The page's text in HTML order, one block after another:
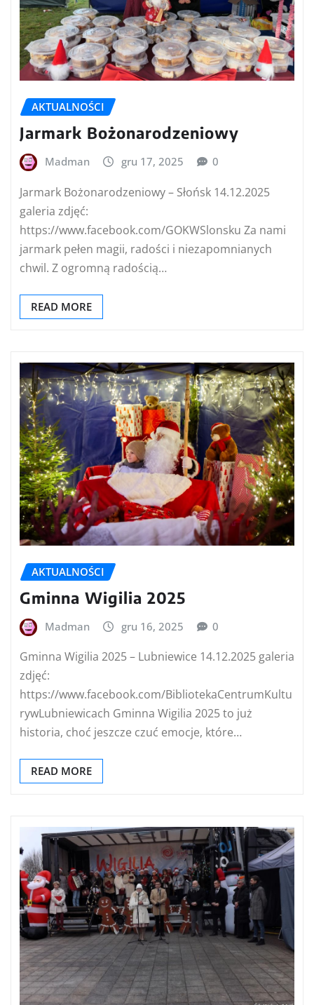
AKTUALNOŚCI
Jarmark Bożonarodzeniowy
Madman gru 17, 2025 0
Jarmark Bożonarodzeniowy – Słońsk 14.12.2025
galeria zdjęć:
https://www.facebook.com/GOKWSlonsku Za nami
jarmark pełen magii, radości i niezapomnianych
chwil. Z ogromną radością…
READ MORE
AKTUALNOŚCI
Gminna Wigilia 2025
Madman gru 16, 2025 0
Gminna Wigilia 2025 – Lubniewice 14.12.2025 galeria
zdjęć:
https://www.facebook.com/BibliotekaCentrumKultu
rywLubniewicach Gminna Wigilia 2025 to już
historia, choć jeszcze czuć emocje, które…
READ MORE